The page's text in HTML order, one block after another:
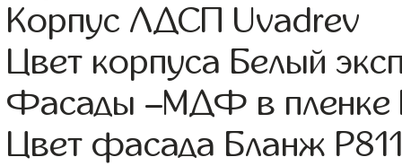
Корпус ЛДСП Uvadrev
Цвет корпуса Белый
Фасады –МДФ в пленке
Цвет фасада Бланж